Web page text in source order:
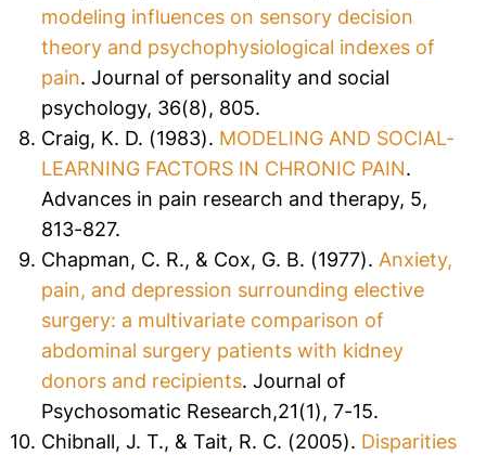
modeling influences on sensory decision
theory and psychophysiological indexes of
pain. Journal of personality and social
psychology, 36(8), 805.
Craig, K. D. (1983). MODELING AND SOCIAL-
LEARNING FACTORS IN CHRONIC PAIN.
Advances in pain research and therapy, 5,
813-827.
Chapman, C. R., & Cox, G. B. (1977). Anxiety,
pain, and depression surrounding elective
surgery: a multivariate comparison of
abdominal surgery patients with kidney
donors and recipients. Journal of
Psychosomatic Research,21(1), 7-15.
Chibnall, J. T., & Tait, R. C. (2005). Disparities